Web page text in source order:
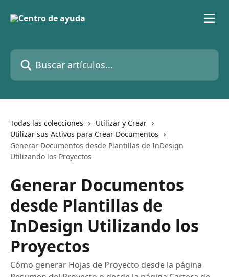
Buscar artículos...
Todas las colecciones
Utilizar y Crear
Utilizar sus Activos para Crear Documentos
Generar Documentos desde Plantillas de InDesign
Utilizando los Proyectos
Generar Documentos
desde Plantillas de
InDesign Utilizando los
Proyectos
Cómo generar Hojas de Proyecto desde la página